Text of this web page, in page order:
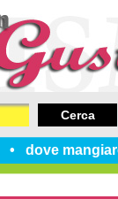
dove
Cerca